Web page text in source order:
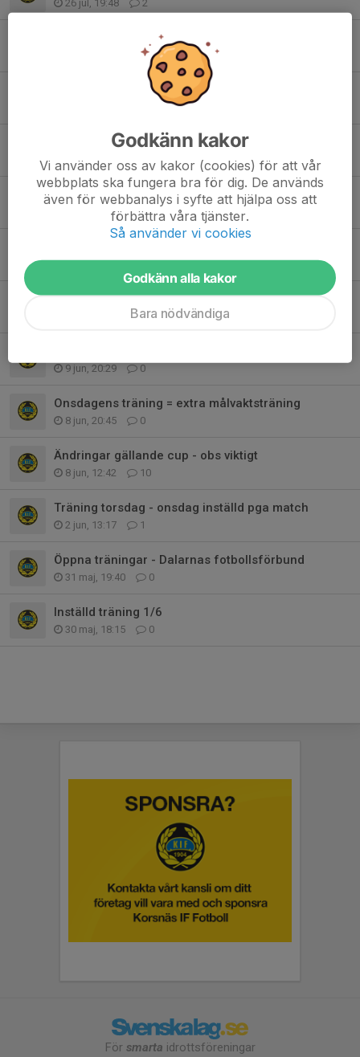
26 jul, 19:48 2
35
Inför sommaruppehåll
Samling 17 idag.
17 jun, 12:12
Cup i Timrå
16 jun, 18:23 0
15 jun, 13:35 0
Ingen träning måndag 15 juni
0
9 jun, 20:29 0
Onsdagens träning = extra målvaktsträning
8 jun, 20:45 0
Ändringar gällande cup - obs viktigt
8 jun, 12:42 10
Träning torsdag - onsdag inställd pga match
2 jun, 13:17 1
Öppna träningar - Dalarnas fotbollsförbund
31 maj, 19:40 0
Inställd träning 1/6
30 maj, 18:15 0
För smarta idrottsföreningar
Godkänn kakor
Vi använder oss av kakor (cookies) för att vår
webbplats ska fungera bra för dig. De används
även för webbanalys i syfte att hjälpa oss att
förbättra våra tjänster.
Så använder vi cookies
Godkänn alla kakor
Bara nödvändiga